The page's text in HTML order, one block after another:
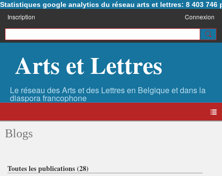
Statistiques google analytics du réseau arts et lettres: 8 403 746
Inscription Connexion
Arts et Lettres
Blogs
Toutes les publications (28)